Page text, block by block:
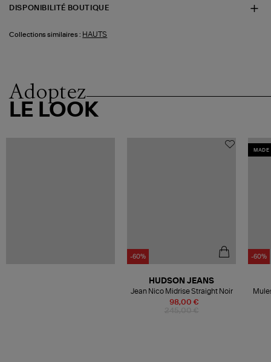
DISPONIBILITÉ BOUTIQUE
Collections similaires : HAUTS
Adoptez
LE LOOK
-60%
98,00 €
HUDSON JEANS
Jean Nico Midrise Straight Noir
MADE
-60%